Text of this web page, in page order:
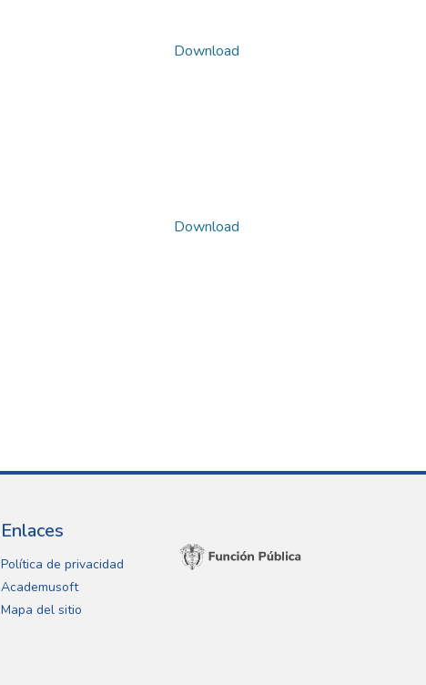
Download
Download
Enlaces
Política de privacidad
Academusoft
Mapa del sitio